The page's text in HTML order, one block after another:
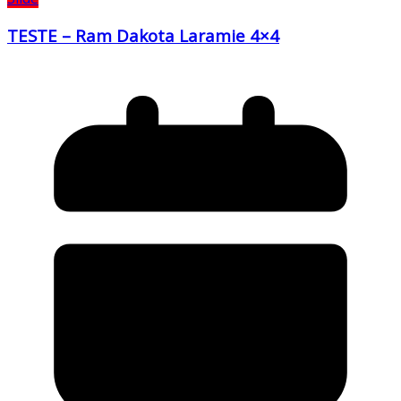
TESTE – Ram Dakota Laramie 4×4